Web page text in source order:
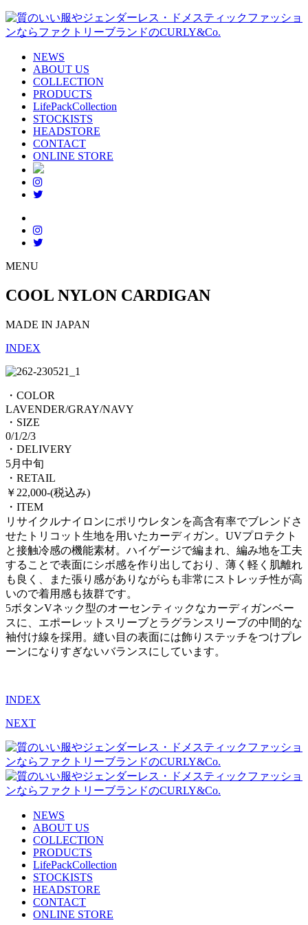
NEWS
ABOUT US
COLLECTION
PRODUCTS
LifePackCollection
STOCKISTS
HEADSTORE
CONTACT
ONLINE STORE
MENU
COOL NYLON CARDIGAN
MADE IN JAPAN
INDEX
・COLOR
LAVENDER/GRAY/NAVY
・SIZE
0/1/2/3
・DELIVERY
5月中旬
・RETAIL
￥22,000-(税込み)
・ITEM
リサイクルナイロンにポリウレタンを高含有率でブレンドさ
せたトリコット生地を用いたカーディガン。UVプロテクト
と接触冷感の機能素材。ハイゲージで編まれ、編み地を工夫
することで表面にシボ感を作り出しており、薄く軽く肌離れ
も良く、また張り感がありながらも非常にストレッチ性が高
いので着用感も抜群です。
5ボタンVネック型のオーセンティックなカーディガンベー
スに、エポーレットスリーブとラグランスリーブの中間的な
袖付け線を採用。縫い目の表面には飾りステッチをつけプレ
ーンになりすぎないバランスにしています。
INDEX
NEXT
NEWS
ABOUT US
COLLECTION
PRODUCTS
LifePackCollection
STOCKISTS
HEADSTORE
CONTACT
ONLINE STORE